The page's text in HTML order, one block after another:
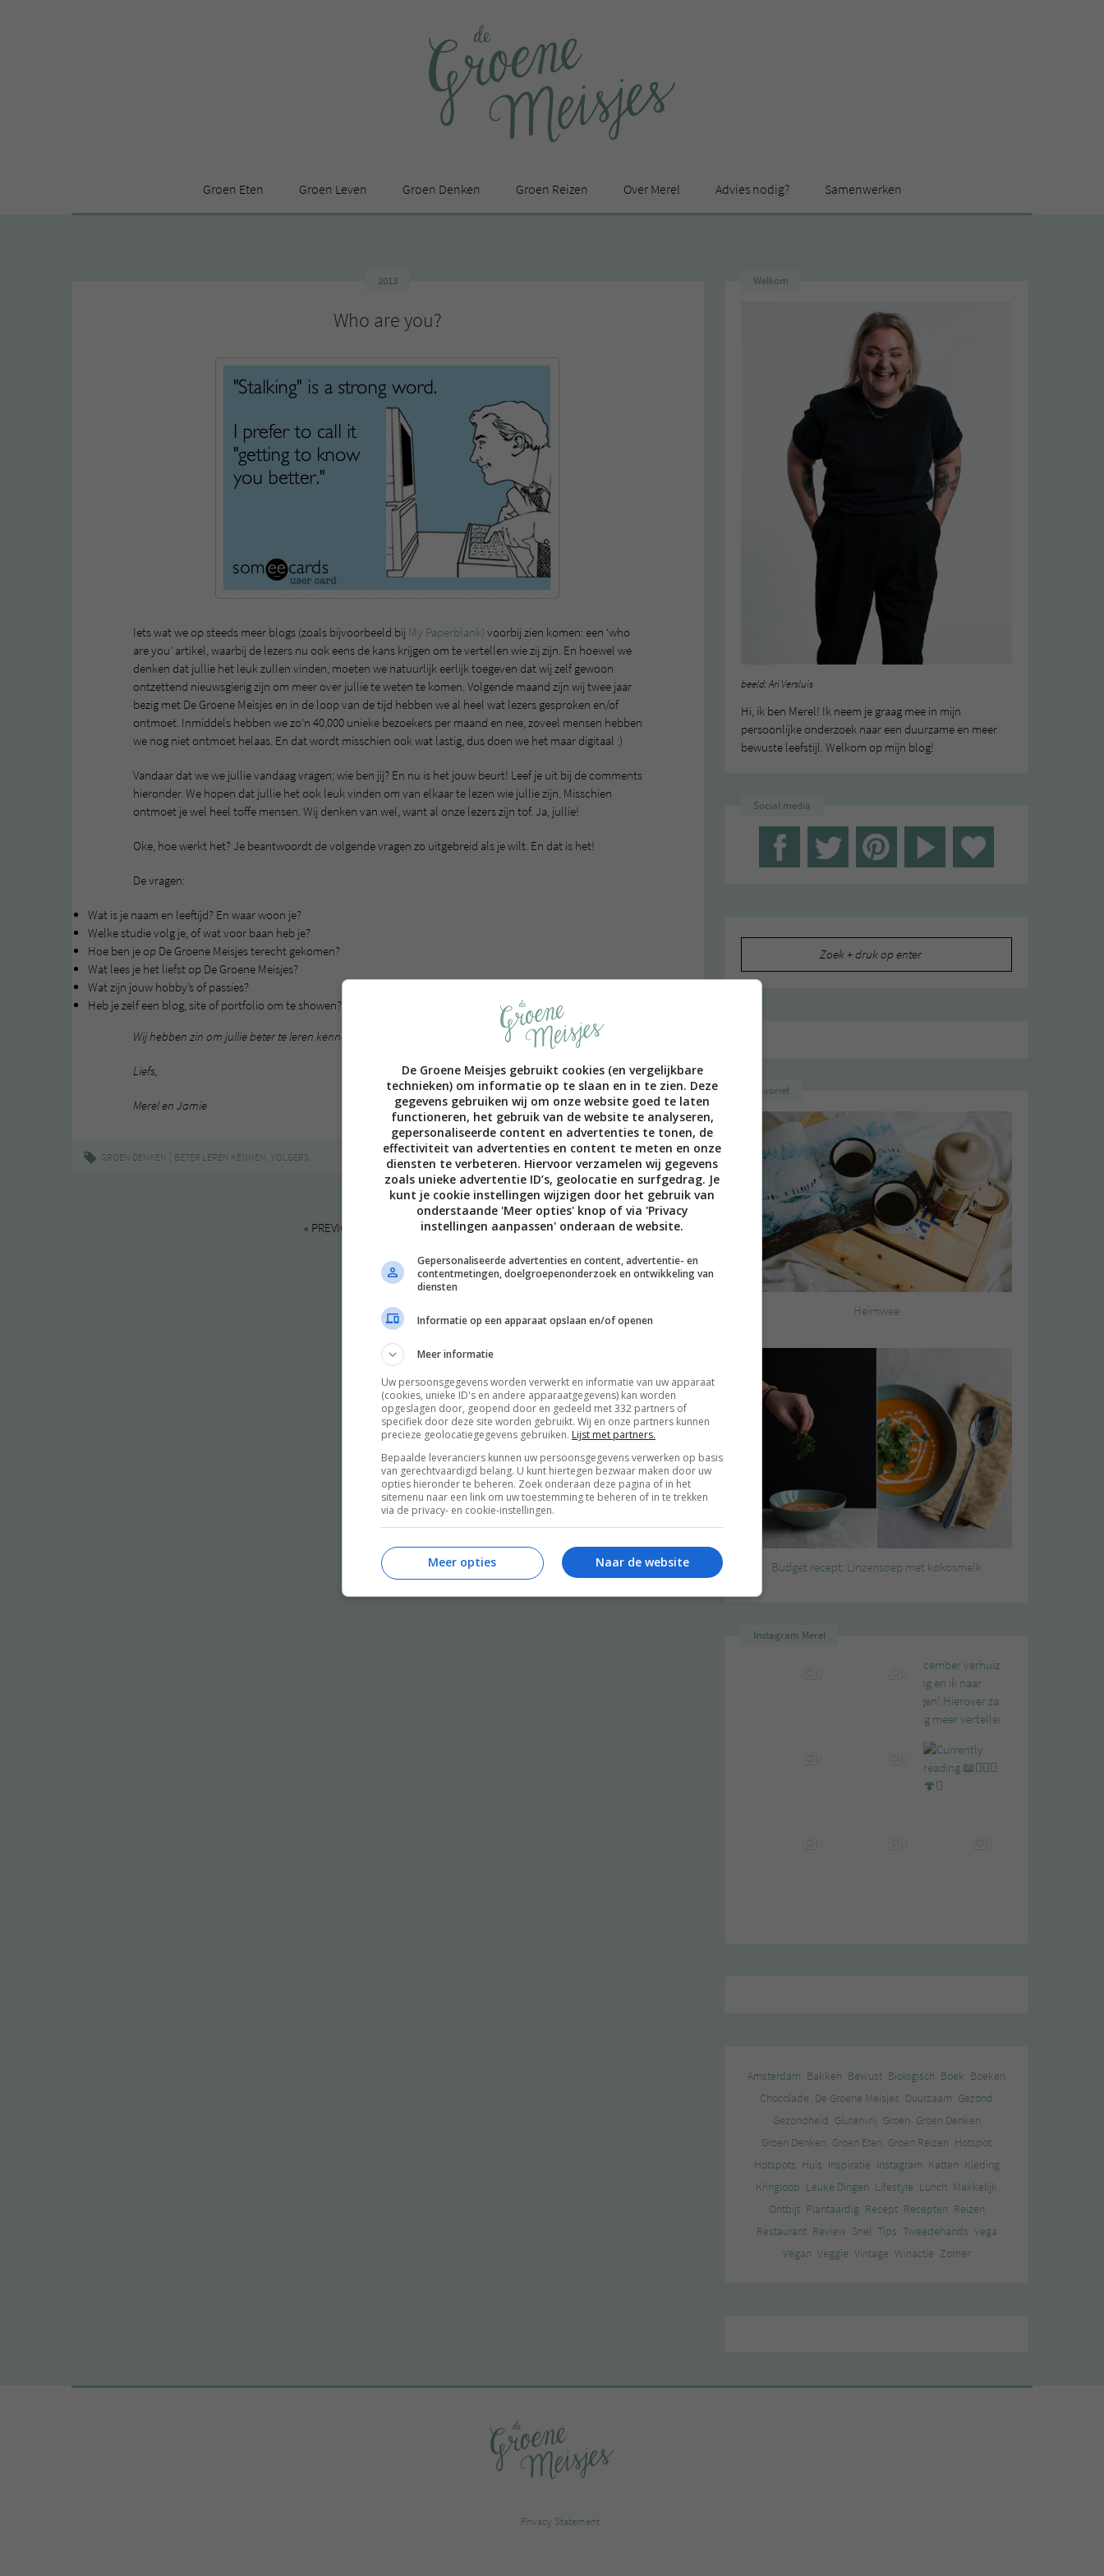
Groen Eten Groen Leven Groen Denken Groen Reizen Over Merel Advies nodig? Samenwerken
2013
Who are you?
Iets wat we op steeds meer blogs (zoals bijvoorbeeld bij My Paperblank) voorbij zien komen: een ‘who
are you’ artikel, waarbij de lezers nu ook eens de kans krijgen om te vertellen wie zij zijn. En hoewel we
denken dat jullie het leuk zullen vinden, moeten we natuurlijk eerlijk toegeven dat wij zelf gewoon
ontzettend nieuwsgierig zijn om meer over jullie te weten te komen. Volgende maand zijn wij twee jaar
bezig met De Groene Meisjes en in de loop van de tijd hebben we al heel wat lezers gesproken en/of
ontmoet. Inmiddels hebben we zo’n 40,000 unieke bezoekers per maand en nee, zoveel mensen hebben
we nog niet ontmoet helaas. En dat wordt misschien ook wat lastig, dus doen we het maar digitaal :)
Vandaar dat we we jullie vandaag vragen; wie ben jij? En nu is het jouw beurt! Leef je uit bij de comments
hieronder. We hopen dat jullie het ook leuk vinden om van elkaar te lezen wie jullie zijn. Misschien
ontmoet je wel heel toffe mensen. Wij denken van wel, want al onze lezers zijn tof. Ja, jullie!
Oke, hoe werkt het? Je beantwoordt de volgende vragen zo uitgebreid als je wilt. En dat is het!
De vragen:
Wat is je naam en leeftijd? En waar woon je?
Welke studie volg je, of wat voor baan heb je?
Hoe ben je op De Groene Meisjes terecht gekomen?
Wat lees je het liefst op De Groene Meisjes?
Wat zijn jouw hobby’s of passies?
Heb je zelf een blog, site of portfolio om te showen? (dit is je kans!)
Wij hebben zin om jullie beter te leren kennen!
Liefs,
Merel en Jamie
GROEN DENKEN BETER LEREN KENNEN, VOLGERS ALLE 171 REACTIES BEKIJKEN
« PREVIOUS PAGE | NEXT PAGE »
Welkom
beeld: Ari Versluis
Hi, ik ben Merel! Ik neem je graag mee in mijn
persoonlijke onderzoek naar een duurzame en meer
bewuste leefstijl. Welkom op mijn blog!
Social media
Favoriet
Heimwee
Budget recept: Linzensoep met kokosmelk
Instagram Merel
Amsterdam Bakken Bewust Biologisch Boek Boeken
Chocolade De Groene Meisjes Duurzaam Gezond
Gezondheid Glutenvrij Groen Groen Denken
Groen Denken Groen Eten Groen Reizen Hotspot
Hotspots Huis Inspiratie Instagram Katten Kleding
Kringloop Leuke Dingen Lifestyle Lunch Makkelijk
Ontbijt Plantaardig Recept Recepten Reizen
Restaurant Review Snel Tips Tweedehands Vega
Vegan Veggie Vintage Winactie Zomer
Privacy Statement
De Groene Meisjes gebruikt cookies (en vergelijkbare
technieken) om informatie op te slaan en in te zien. Deze
gegevens gebruiken wij om onze website goed te laten
functioneren, het gebruik van de website te analyseren,
gepersonaliseerde content en advertenties te tonen, de
effectiviteit van advertenties en content te meten en onze
diensten te verbeteren. Hiervoor verzamelen wij gegevens
zoals unieke advertentie ID’s, geolocatie en surfgedrag. Je
kunt je cookie instellingen wijzigen door het gebruik van
onderstaande 'Meer opties' knop of via 'Privacy
instellingen aanpassen' onderaan de website.
Gepersonaliseerde advertenties en content, advertentie- en
contentmetingen, doelgroepenonderzoek en ontwikkeling van
diensten
Informatie op een apparaat opslaan en/of openen
Meer informatie
Uw persoonsgegevens worden verwerkt en informatie van uw apparaat
(cookies, unieke ID's en andere apparaatgegevens) kan worden
opgeslagen door, geopend door en gedeeld met 332 partners of
specifiek door deze site worden gebruikt. Wij en onze partners kunnen
precieze geolocatiegegevens gebruiken. Lijst met partners.
Bepaalde leveranciers kunnen uw persoonsgegevens verwerken op basis
van gerechtvaardigd belang. U kunt hiertegen bezwaar maken door uw
opties hieronder te beheren. Zoek onderaan deze pagina of in het
sitemenu naar een link om uw toestemming te beheren of in te trekken
via de privacy- en cookie-instellingen.
Naar de website
Meer opties